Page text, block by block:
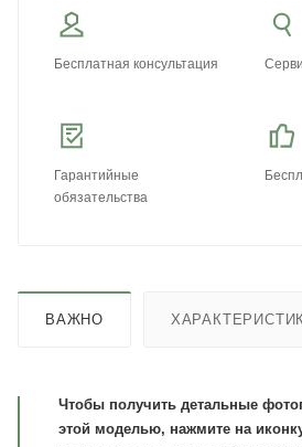
Бесплатная консультация
Гарантийные
обязательства
ВАЖНО
Чтобы получить детальные
этой моделью, нажмите на